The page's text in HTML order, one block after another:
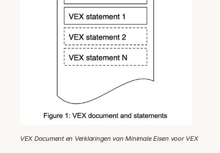
VEX Document en Verklaringen van Minimale Eisen voor VEX